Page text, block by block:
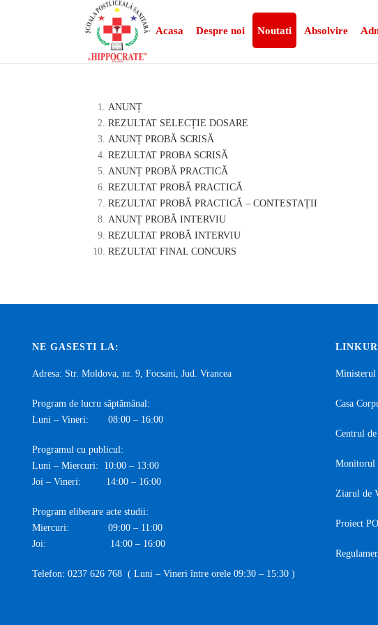
Acasa Despre noi Noutati Absolvire
ANUNȚ
REZULTAT SELECȚIE DOSARE
ANUNȚ PROBĂ SCRISĂ
REZULTAT PROBA SCRISĂ
ANUNȚ PROBĂ PRACTICĂ
REZULTAT PROBĂ PRACTICĂ
REZULTAT PROBĂ PRACTICĂ – CONTESTAȚII
ANUNȚ PROBĂ INTERVIU
REZULTAT PROBĂ INTERVIU
REZULTAT FINAL CONCURS
NE GASESTI LA:
Adresa: Str. Moldova, nr. 9, Focsani, Jud. Vrancea
Program de lucru săptămânal:
Luni – Vineri: 08:00 – 16:00
Programul cu publicul:
Luni – Miercuri: 10:00 – 13:00
Joi – Vineri: 14:00 – 16:00
Program eliberare acte studii:
Miercuri: 09:00 – 11:00
Joi: 14:00 – 16:00
Telefon:0237 626 768 ( Luni – Vineri între orele 09:30 – 15:30 )
Ministerul
Casa
Centrul
Monitorul
Ziarul de
Proiect